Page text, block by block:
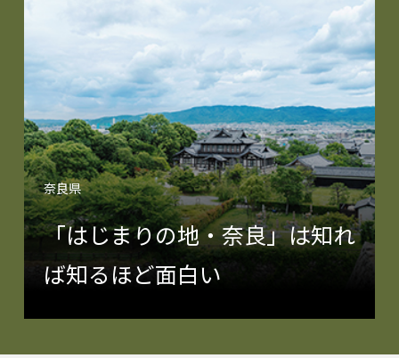
奈良県
「はじまりの地・奈良」は知れ
ば知るほど面白い